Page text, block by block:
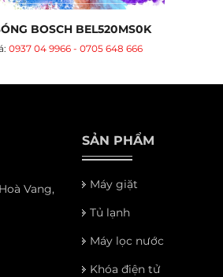
BOSCH BEL520MS0K
0937 04 9966 - 0705 648 666
Vang,
SẢN PHẨM
Máy giặt
Tủ lạnh
Máy lọc nước
Khóa điện tử